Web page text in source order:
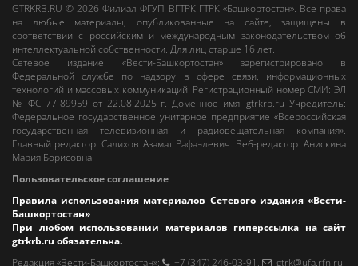
GTRKRB.RU © 2026Филиал ФГУП ВГТРК ГТРК «Башкортостан». Все права
на любые материалы, опубликованные на сайте, защищены в
соответствии с российским и международным законодательством об
интеллектуальной собственности. Для лиц старше 16 лет.
Сетевое издание «Вести-Башкортостан»зарегистрировано в
Федеральной службе по надзору в сфере связи, информационных
технологий и массовых коммуникаций. Регистрационный номер СМИ: ЭЛ
№ ФС 77-89959 от 22.08.2025 г. Доменное имя:gtrkrb.ru Учредитель:
Федеральное государственное унитарное предприятие «Всероссийская
государственная телевизионная и радиовещательная компания».
Главный редактор:Салихов Азамат Рафаэлевич. Веб-редактор:Анискина
Мария Борисовна.
Пользовательское соглашение
Правила использования материалов Сетевого издания «Вести-
Башкортостан»
При любом использовании материалов гиперссылка на сайт
gtrkrb.ru обязательна.
Редакция «Вести-Башкортостан»: +7 (347) 246-03-91 , gtrk@ufa.rfn.ru